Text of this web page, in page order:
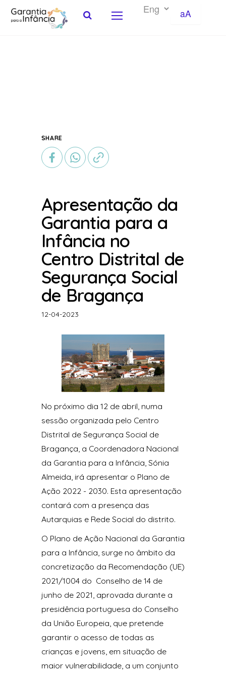
aA
SHARE
Apresentação da
Garantia para a
Infância no
Centro Distrital de
Segurança Social
de Bragança
12-04-2023
No próximo dia 12 de abril, numa
sessão organizada pelo Centro
Distrital de Segurança Social de
Bragança, a Coordenadora Nacional
da Garantia para a Infância, Sónia
Almeida, irá apresentar o Plano de
Ação 2022 - 2030. Esta apresentação
contará com a presença das
Autarquias e Rede Social do distrito.
O Plano de Ação Nacional da Garantia
para a Infância, surge no âmbito da
concretização da Recomendação (UE)
2021/1004 do Conselho de 14 de
junho de 2021, aprovada durante a
presidência portuguesa do Conselho
da União Europeia, que pretende
garantir o acesso de todas as
crianças e jovens, em situação de
maior vulnerabilidade, a um conjunto